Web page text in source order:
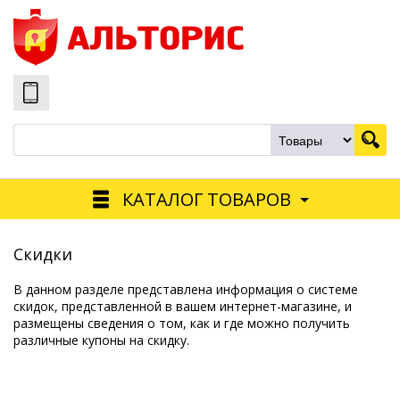
КАТАЛОГ ТОВАРОВ
Скидки
В данном разделе представлена информация о системе
скидок, представленной в вашем интернет-магазине, и
размещены сведения о том, как и где можно получить
различные купоны на скидку.